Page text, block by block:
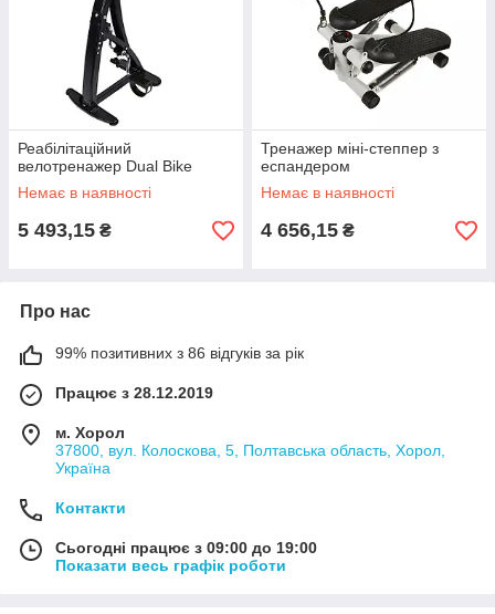
Реабілітаційний
велотренажер Dual Bike
Немає в наявності
5 493,15 ₴
Тренажер міні-степпер з
еспандером
Немає в наявності
4 656,15 ₴
Про нас
99% позитивних з 86 відгуків за рік
Працює з 28.12.2019
м. Хорол
37800, вул. Колоскова, 5, Полтавська область, Хорол,
Україна
Контакти
Сьогодні працює з 09:00 до 19:00
Показати весь графік роботи